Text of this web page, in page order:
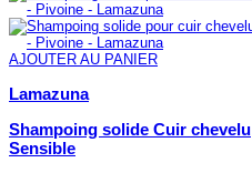
AJOUTER AU PANIER
Lamazuna
Shampoing solide Cuir chevelu
Sensible